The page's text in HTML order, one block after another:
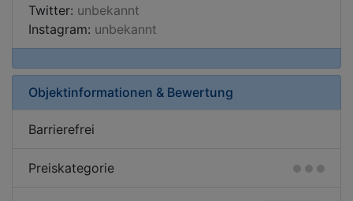
Twitter: unbekannt
Instagram: unbekannt
Objektinformationen & Bewertung
Barrierefrei
Preiskategorie